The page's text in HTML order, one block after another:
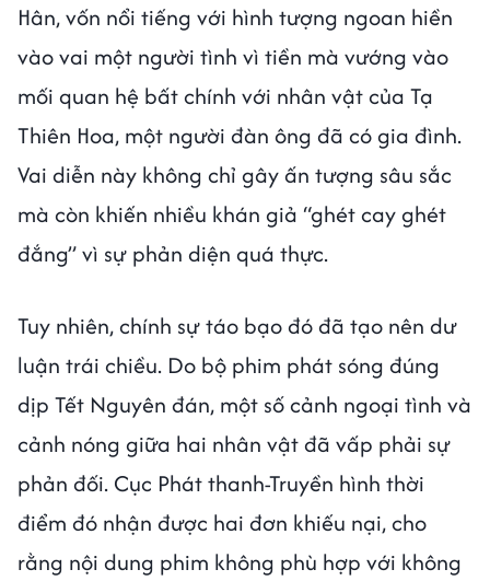
Hân, vốn nổi tiếng với hình tượng ngoan hiền
vào vai một người tình vì tiền mà vướng vào
mối quan hệ bất chính với nhân vật của Tạ
Thiên Hoa, một người đàn ông đã có gia đình.
Vai diễn này không chỉ gây ấn tượng sâu sắc
mà còn khiến nhiều khán giả “ghét cay ghét
đắng” vì sự phản diện quá thực.
Tuy nhiên, chính sự táo bạo đó đã tạo nên dư
luận trái chiều. Do bộ phim phát sóng đúng
dịp Tết Nguyên đán, một số cảnh ngoại tình và
cảnh nóng giữa hai nhân vật đã vấp phải sự
phản đối. Cục Phát thanh-Truyền hình thời
điểm đó nhận được hai đơn khiếu nại, cho
rằng nội dung phim không phù hợp với không